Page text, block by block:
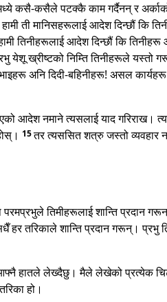
कसै-कसैले पटक्कै काम गर्दैनन् र
हामी ती मानिसहरूलाई आदेश दिन्छौं कि
तिनीहरूलाई आदेश दिन्छौं कि
ख्रीष्टको निम्ति तिनीहरूले यस्तो
अनि दिदी-बहिनीहरू! असल
आदेश नमाने त्यसलाई याद गरिराख।
15तर त्यससित शत्रु जस्तो व्यवहार
परमप्रभुले तिमीहरूलाई शान्ति प्रदान
हर तरिकाले शान्ति प्रदान गरून्। प्रभु
हातले लेख्दैछु। मैले लेखेको प्रत्येक
हो।